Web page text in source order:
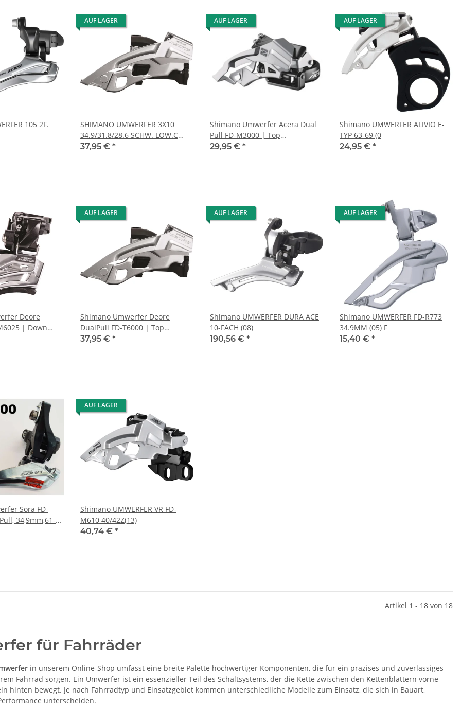
105 2F.
AUF LAGER
SHIMANO UMWERFER 3X10
34.9/31.8/28.6 SCHW. LOW.C
TOP SW. DUAL-P. 66-66
37,95 € *
AUF LAGER
Shimano Umwerfer Acera Dual
Pull FD-M3000 | Top
Swing,31,8mm,66-69°,3x9-fach
29,95 € *
AUF LAGER
Shimano UMWERFER ALIVIO E-
TYP 63-69 (0
24,95 € *
Deore
| Down
69°,
AUF LAGER
Shimano Umwerfer Deore
DualPull FD-T6000 | Top
Swing,34,9mm,63-66°, 3x10-f,
37,95 € *
AUF LAGER
Shimano UMWERFER DURA ACE
10-FACH (08)
190,56 € *
AUF LAGER
Shimano UMWERFER FD-R773
34.9MM (05) F
15,40 € *
Sora FD-
34,9mm,61-
AUF LAGER
Shimano UMWERFER VR FD-
M610 40/42Z(13)
40,74 € *
Artikel 1 - 18 von 18
für Fahrräder
in unserem Online-Shop umfasst eine breite Palette hochwertiger Komponenten, die für ein präzises und zuverlässiges
Fahrrad sorgen. Ein Umwerfer ist ein essenzieller Teil des Schaltsystems, der die Kette zwischen den Kettenblättern vorne
hinten bewegt. Je nach Fahrradtyp und Einsatzgebiet kommen unterschiedliche Modelle zum Einsatz, die sich in Bauart,
unterscheiden.